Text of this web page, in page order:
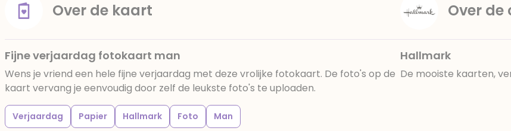
Over de kaart
Fijne verjaardag fotokaart man
Wens je vriend een hele fijne verjaardag met deze vrolijke fotokaart. De foto's op de
kaart vervang je eenvoudig door zelf de leukste foto's te uploaden.
Verjaardag Papier Hallmark Foto Man
Over de
Hallmark
De mooiste kaarten,